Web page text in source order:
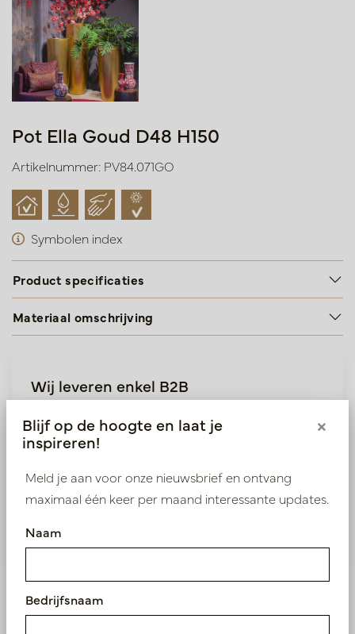
Pot Ella Goud D48 H150
Artikelnummer: PV84.071GO
Symbolen index
Product specificaties
Materiaal omschrijving
Wij leveren enkel B2B
krijgen tot onze exclusieve prijzen.
Bestaande klant? Log hier in
Blijf op de hoogte en laat je
inspireren!
×
Meld je aan voor onze nieuwsbrief en ontvang
maximaal één keer per maand interessante updates.
Naam
Bedrijfsnaam